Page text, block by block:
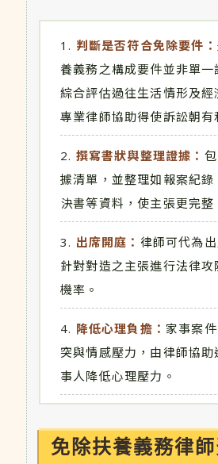
判斷是否符合免除要件：
養義務之構成要件並非單一
綜合評估過往生活情形及經
專業律師協助得使訴訟朝有
撰寫書狀與整理證據：
據清單，並整理如報案紀錄
決書等資料，使主張更完整
出席開庭： 律師可代為
針對對造之主張進行法律
機率。
降低心理負擔： 家事案
突與情感壓力，由律師協助
事人降低心理壓力。
免除扶養義務律